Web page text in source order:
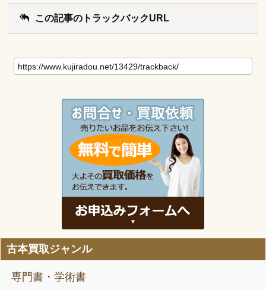
この記事のトラックバックURL
古本買取ジャンル
専門書・学術書